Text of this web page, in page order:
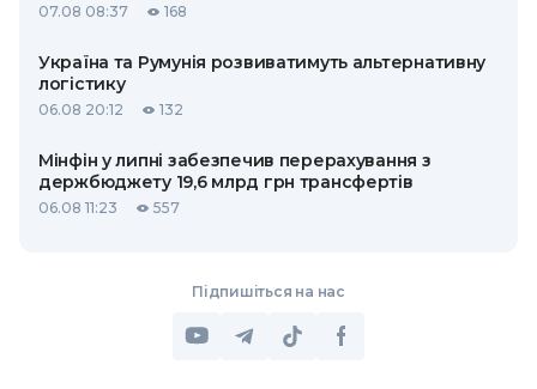
07.08 08:37 168
Україна та Румунія розвиватимуть альтернативну
логістику
06.08 20:12 132
Мінфін у липні забезпечив перерахування з
держбюджету 19,6 млрд грн трансфертів
06.08 11:23 557
Підпишіться на нас